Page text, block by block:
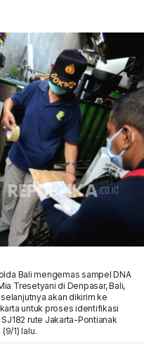
Bali mengemas sampel DNA
Tresetyani di Denpasar, Bali,
akan dikirim ke
untuk proses identifikasi
rute Jakarta-Pontianak
1) lalu.